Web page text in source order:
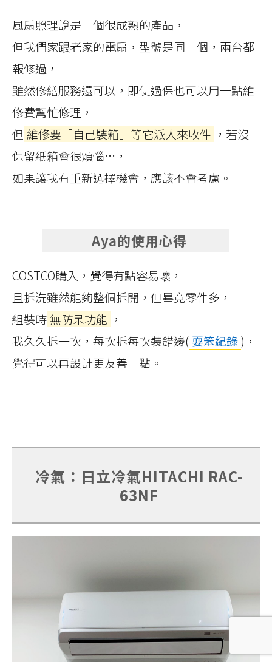
風扇照理說是一個很成熟的產品，
但我們家跟老家的電扇，型號是同一個，兩台都
報修過，
雖然修繕服務還可以，即使過保也可以用一點維
修費幫忙修理，
但 維修要「自己裝箱」等它派人來收件 ，若沒
保留紙箱會很煩惱…，
如果讓我有重新選擇機會，應該不會考慮。
Aya的使用心得
COSTCO購入，覺得有點容易壞，
且拆洗雖然能夠整個拆開，但畢竟零件多，
組裝時 無防呆功能 ，
我久久拆一次，每次拆每次裝錯邊( 耍笨紀錄)，
覺得可以再設計更友善一點。
冷氣：日立冷氣HITACHI RAC-
63NF